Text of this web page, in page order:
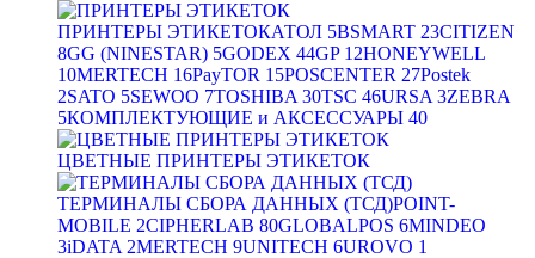
ПРИНТЕРЫ ЭТИКЕТОКАТОЛ 5BSMART 23CITIZEN
8GG (NINESTAR) 5GODEX 44GP12HONEYWELL
10MERTECH 16PayTOR 15POSCENTER 27Postek
2SATO 5SEWOO 7TOSHIBA 30TSC 46URSA 3ZEBRA
5КОМПЛЕКТУЮЩИЕ и АКСЕССУАРЫ 40
ЦВЕТНЫЕ ПРИНТЕРЫ ЭТИКЕТОК
ТЕРМИНАЛЫ СБОРА ДАННЫХ (ТСД)POINT-
MOBILE 2CIPHERLAB 80GLOBALPOS 6MINDEO
3iDATA 2MERTECH 9UNITECH 6UROVO 1